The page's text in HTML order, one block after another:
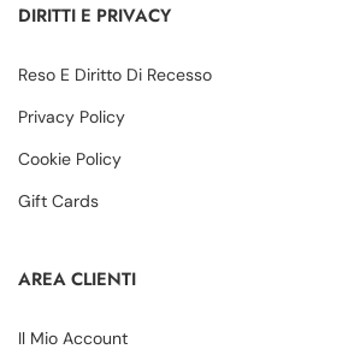
DIRITTI E PRIVACY
Reso E Diritto Di Recesso
Privacy Policy
Cookie Policy
Gift Cards
AREA CLIENTI
Il Mio Account